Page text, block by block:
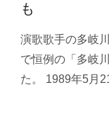
も
演歌歌手の多岐
で恒例の「多岐
た。 1989年5月